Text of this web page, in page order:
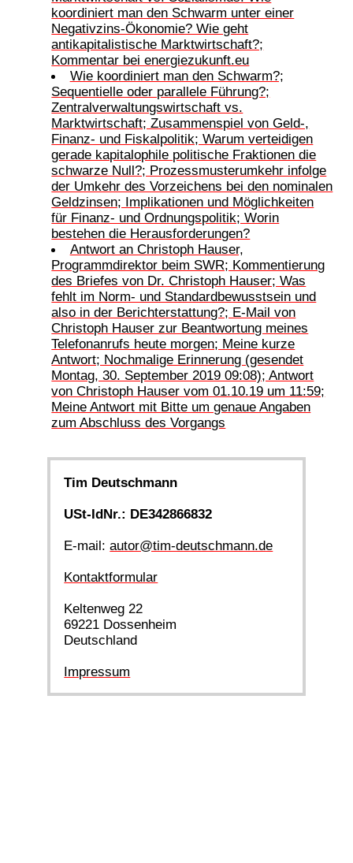
koordiniert man den Schwarm unter einer
Negativzins-Ökonomie? Wie geht
antikapitalistische Marktwirtschaft?;
Kommentar bei energiezukunft.eu
Wie koordiniert man den Schwarm?;
Sequentielle oder parallele Führung?;
Zentralverwaltungswirtschaft vs.
Marktwirtschaft; Zusammenspiel von Geld-,
Finanz- und Fiskalpolitik; Warum verteidigen
gerade kapitalophile politische Fraktionen die
schwarze Null?; Prozessmusterumkehr infolge
der Umkehr des Vorzeichens bei den nominalen
Geldzinsen; Implikationen und Möglichkeiten
für Finanz- und Ordnungspolitik; Worin
bestehen die Herausforderungen?
Antwort an Christoph Hauser,
Programmdirektor beim SWR; Kommentierung
des Briefes von Dr. Christoph Hauser; Was
fehlt im Norm- und Standardbewusstsein und
also in der Berichterstattung?; E-Mail von
Christoph Hauser zur Beantwortung meines
Telefonanrufs heute morgen; Meine kurze
Antwort; Nochmalige Erinnerung (gesendet
Montag, 30. September 2019 09:08); Antwort
von Christoph Hauser vom 01.10.19 um 11:59;
Meine Antwort mit Bitte um genaue Angaben
zum Abschluss des Vorgangs
Tim Deutschmann
USt-IdNr.: DE342866832
E-mail:autor@tim-deutschmann.de
Kontaktformular
Keltenweg 22
69221 Dossenheim
Deutschland
Impressum